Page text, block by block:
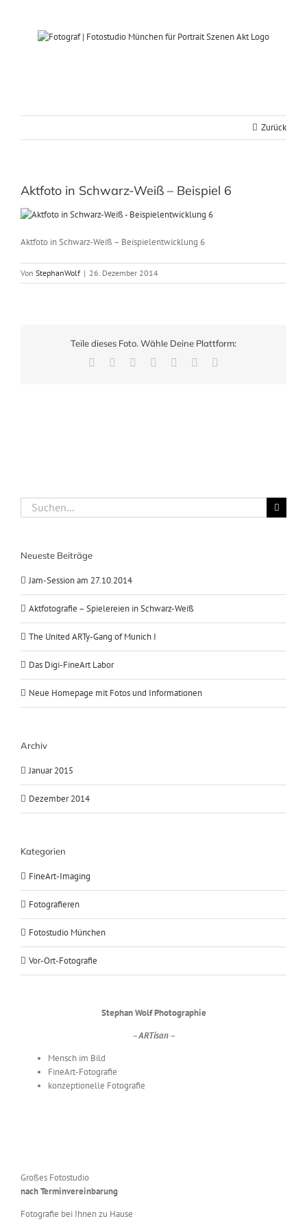
Zurück
Aktfoto in Schwarz-Weiß – Beispiel 6
Aktfoto in Schwarz-Weiß – Beispielentwicklung 6
Von StephanWolf | 26. Dezember 2014
Teile dieses Foto. Wähle Deine Plattform:
Facebook LinkedInWhatsAppPinterest
Xing
Suche
nach:
Neueste Beiträge
Jam-Session am 27.10.2014
Aktfotografie – Spielereien in Schwarz-Weiß
The United ARTy-Gang of Munich I
Das Digi-FineArt Labor
Neue Homepage mit Fotos und Informationen
Archiv
Januar 2015
Dezember 2014
Kategorien
FineArt-Imaging
Fotografieren
Fotostudio München
Vor-Ort-Fotografie
Stephan Wolf Photographie
– ARTisan –
Mensch im Bild
FineArt-Fotografie
konzeptionelle Fotografie
Großes Fotostudio
nach Terminvereinbarung
Fotografie bei Ihnen zu Hause